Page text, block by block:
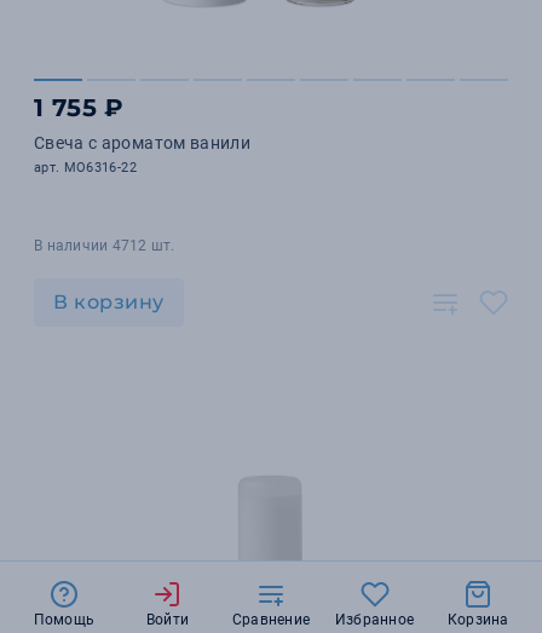
1 755 ₽
Свеча с ароматом ванили
арт. MO6316-22
В наличии 4712 шт.
В корзину
Помощь Войти Сравнение Избранное Корзина